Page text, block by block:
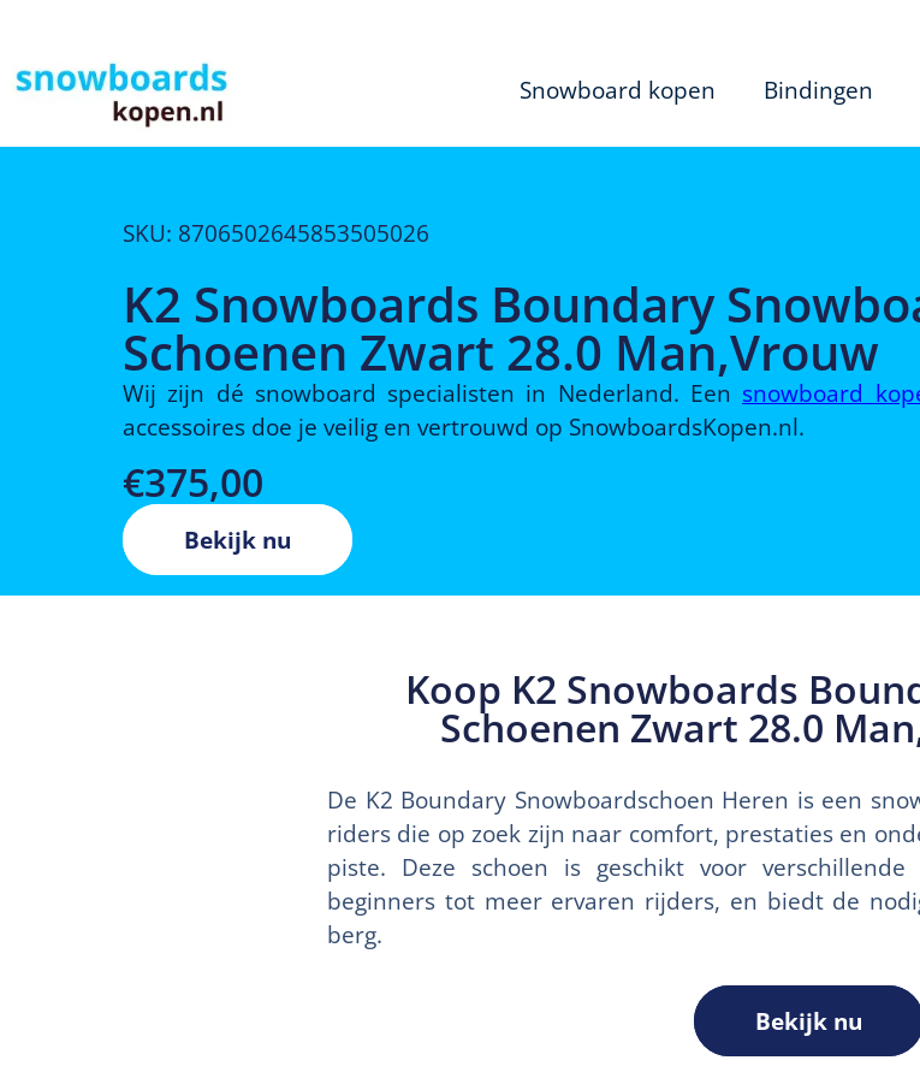
Snowboard kopen Bindingen
SKU: 8706502645853505026
K2 Snowboards Boundary
Schoenen Zwart 28.0 Man,Vrouw
Wij zijn dé snowboard specialisten in Nederland. Een snowboard
accessoires doe je veilig en vertrouwd op SnowboardsKopen.nl.
€375,00
Bekijk nu
Koop K2 Snowboards
Schoenen Zwart 28.0
De K2 Boundary Snowboardschoen Heren is een
riders die op zoek zijn naar comfort, prestaties en
piste. Deze schoen is geschikt voor
beginners tot meer ervaren rijders, en biedt de
berg.
Bekijk nu